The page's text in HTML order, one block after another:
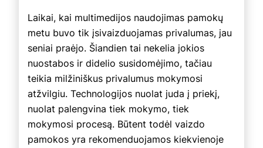
Laikai, kai multimedijos naudojimas pamokų
metu buvo tik įsivaizduojamas privalumas, jau
seniai praėjo. Šiandien tai nekelia jokios
nuostabos ir didelio susidomėjimo, tačiau
teikia milžiniškus privalumus mokymosi
atžvilgiu. Technologijos nuolat juda į priekį,
nuolat palengvina tiek mokymo, tiek
mokymosi procesą. Būtent todėl vaizdo
pamokos yra rekomenduojamos kiekvienoje